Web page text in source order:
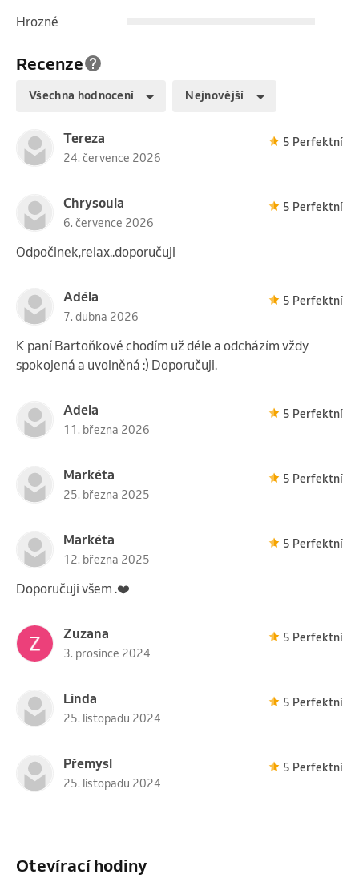
Recenze
Všechna hodnocení Nejnovější
Tereza
24. července 2026
5 Perfektní
Chrysoula
6. července 2026
5 Perfektní
Odpočinek,relax..doporučuji
Adéla
7. dubna 2026
5 Perfektní
K paní Bartoňkové chodím už déle a odcházím vždy
spokojená a uvolněná :) Doporučuji.
Adela
11. března 2026
5 Perfektní
Markéta
25. března 2025
5 Perfektní
Markéta
12. března 2025
5 Perfektní
Doporučuji všem .❤️
Zuzana
3. prosince 2024
5 Perfektní
Linda
25. listopadu 2024
5 Perfektní
Přemysl
25. listopadu 2024
5 Perfektní
Hrozné
Otevírací hodiny